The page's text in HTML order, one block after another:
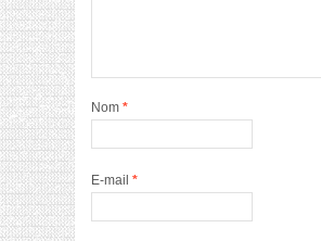
Nom *
E-mail *